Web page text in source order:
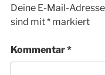
Deine E-Mail-
sind mit* markiert
Kommentar*